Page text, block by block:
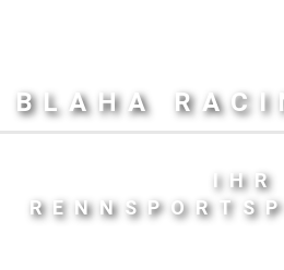
BLAHA
IHR